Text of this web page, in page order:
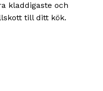
kladdigaste och
till ditt kök.